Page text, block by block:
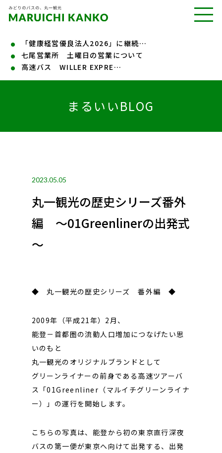
「健康経営優良法人2026」に継続…
七尾営業所 土曜日の営業について
高速バス WILLER EXPRE…
まるいいBLOG
2023.05.05
丸一観光の歴史シリーズ番外
編 ～01Greenlinerの出発式
～
◆ 丸一観光の歴史シリーズ 番外編 ◆
2009年（平成21年）2月、
能登－首都圏の流動人口増加につなげたい思
いのもと
丸一観光のオリジナルブランドとして
グリーンライナーの前身である高速ツアーバ
ス「01Greenliner（マルイチグリーンライナ
ー）」の運行を開始します。
こちらの写真は、能登から初の東京直行深夜
バスの第一便が東京へ向けて出発する、出発